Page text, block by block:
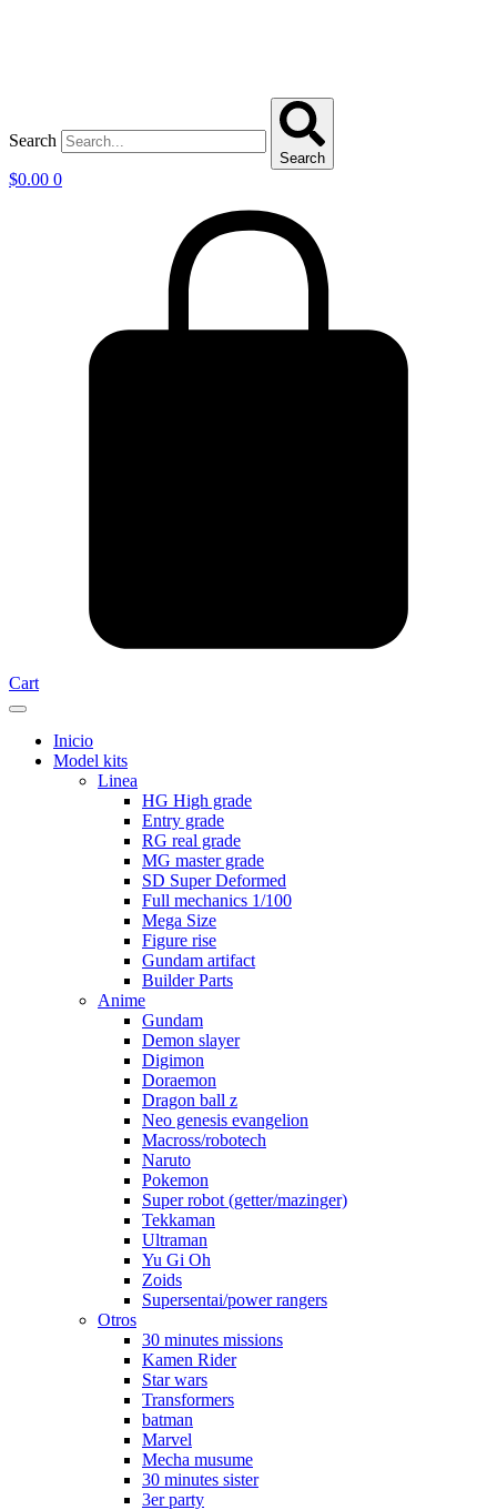
Search
Search
$0.00 0
Cart
Inicio
Model kits
Linea
HG High grade
Entry grade
RG real grade
MG master grade
SD Super Deformed
Full mechanics 1/100
Mega Size
Figure rise
Gundam artifact
Builder Parts
Anime
Gundam
Demon slayer
Digimon
Doraemon
Dragon ball z
Neo genesis evangelion
Macross/robotech
Naruto
Pokemon
Super robot (getter/mazinger)
Tekkaman
Ultraman
Yu Gi Oh
Zoids
Supersentai/power rangers
Otros
30 minutes missions
Kamen Rider
Star wars
Transformers
batman
Marvel
Mecha musume
30 minutes sister
3er party